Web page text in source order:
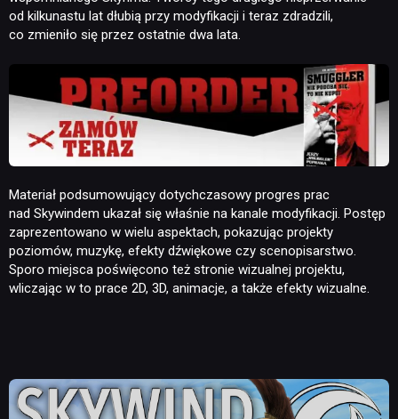
od kilkunastu lat dłubią przy modyfikacji i teraz zdradzili,
co zmieniło się przez ostatnie dwa lata.
Materiał podsumowujący dotychczasowy progres prac
nad Skywindem ukazał się właśnie na kanale modyfikacji. Postęp
zaprezentowano w wielu aspektach, pokazując projekty
poziomów, muzykę, efekty dźwiękowe czy scenopisarstwo.
Sporo miejsca poświęcono też stronie wizualnej projektu,
wliczając w to prace 2D, 3D, animacje, a także efekty wizualne.